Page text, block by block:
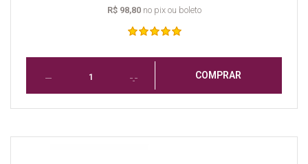
R$ 98,80no pix ou boleto
COMPRAR